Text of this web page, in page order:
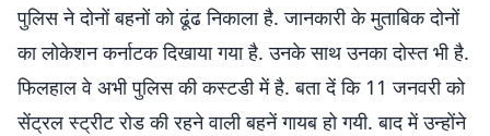
पुलिस ने दोनों बहनों को ढूंढ निकाला है. जानकारी के मुताबिक दोनों
का लोकेशन कर्नाटक दिखाया गया है. उनके साथ उनका दोस्त भी है.
फिलहाल वे अभी पुलिस की कस्टडी में है. बता दें कि 11 जनवरी को
सेंट्रल स्ट्रीट रोड की रहने वाली बहनें गायब हो गयी. बाद में उन्होंने